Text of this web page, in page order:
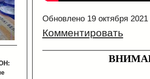
Обновлено 19 октября 2021
Комментировать